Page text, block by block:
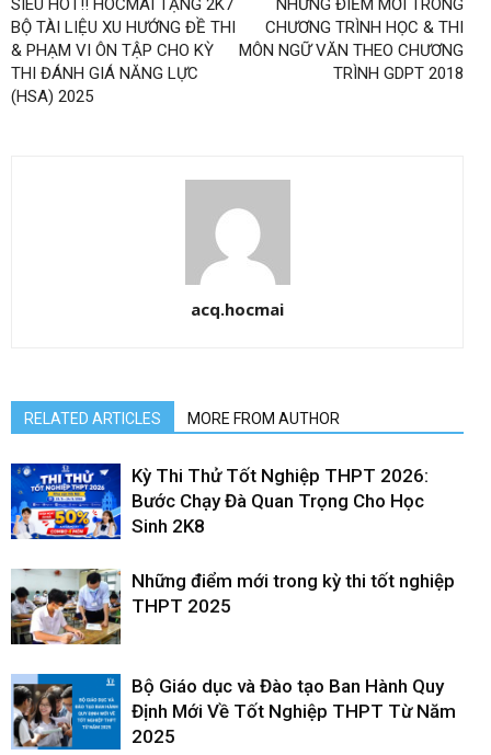
SIÊU HOT!! HOCMAI TẶNG 2K7
BỘ TÀI LIỆU XU HƯỚNG ĐỀ THI
& PHẠM VI ÔN TẬP CHO KỲ
THI ĐÁNH GIÁ NĂNG LỰC
(HSA) 2025
NHỮNG ĐIỂM MỚI TRONG
CHƯƠNG TRÌNH HỌC & THI
MÔN NGỮ VĂN THEO CHƯƠNG
TRÌNH GDPT 2018
acq.hocmai
RELATED ARTICLES MORE FROM AUTHOR
Kỳ Thi Thử Tốt Nghiệp THPT 2026:
Bước Chạy Đà Quan Trọng Cho Học
Sinh 2K8
Những điểm mới trong kỳ thi tốt nghiệp
THPT 2025
Bộ Giáo dục và Đào tạo Ban Hành Quy
Định Mới Về Tốt Nghiệp THPT Từ Năm
2025